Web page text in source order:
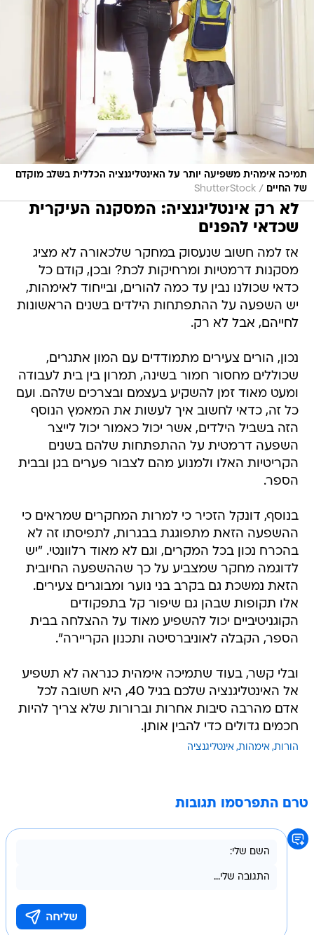
תמיכה אימהית משפיעה יותר על האינטליגנציה הכללית בשלב מוקדם
של החיים
/
ShutterStock
לא רק אינטליגנציה: המסקנה העיקרית
שכדאי להפנים
אז למה חשוב שנעסוק במחקר שלכאורה לא מציג
מסקנות דרמטיות ומרחיקות לכת? ובכן, קודם כל
כדאי שכולנו נבין עד כמה להורים, ובייחוד לאימהות,
יש השפעה על ההתפתחות הילדים בשנים הראשונות
לחייהם, אבל לא רק.
נכון, הורים צעירים מתמודדים עם המון אתגרים,
שכוללים מחסור חמור בשינה, תמרון בין בית לעבודה
ומעט מאוד זמן להשקיע בעצמם ובצרכים שלהם. ועם
כל זה, כדאי לחשוב איך לעשות את המאמץ הנוסף
הזה בשביל הילדים, אשר יכול כאמור יכול לייצר
השפעה דרמטית על ההתפתחות שלהם בשנים
הקריטיות האלו ולמנוע מהם לצבור פערים בגן ובבית
הספר.
בנוסף, דונקל הזכיר כי למרות המחקרים שמראים כי
ההשפעה הזאת מתפוגגת בבגרות, לתפיסתו זה לא
בהכרח נכון בכל המקרים, וגם לא מאוד רלוונטי. "יש
לדוגמה מחקר שמצביע על כך שההשפעה החיובית
הזאת נמשכת גם בקרב בני נוער ומבוגרים צעירים.
אלו תקופות שבהן גם שיפור קל בתפקודים
הקוגניטיביים יכול להשפיע מאוד על ההצלחה בבית
הספר, הקבלה לאוניברסיטה ותכנון הקריירה".
ובלי קשר, בעוד שתמיכה אימהית כנראה לא תשפיע
אל האינטליגנציה שלכם בגיל 40, היא חשובה לכל
אדם מהרבה סיבות אחרות וברורות שלא צריך להיות
חכמים גדולים כדי להבין אותן.
הורות אימהות אינטליגנציה
טרם התפרסמו תגובות